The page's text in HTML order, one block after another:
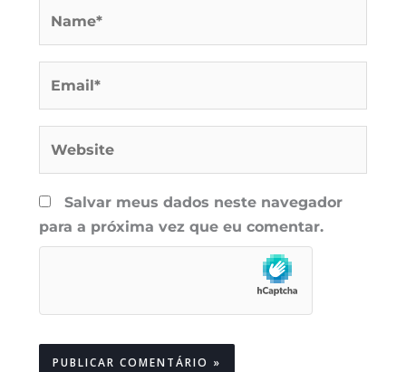
Salvar meus dados neste navegador
para a próxima vez que eu comentar.